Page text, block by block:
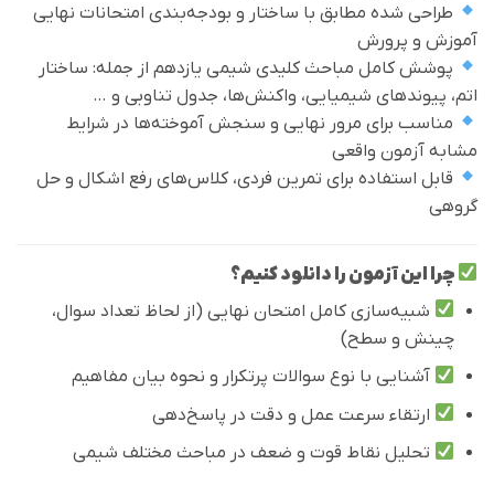
طراحی شده مطابق با ساختار و بودجه‌بندی امتحانات نهایی
آموزش و پرورش
پوشش کامل مباحث کلیدی شیمی یازدهم از جمله: ساختار
اتم، پیوندهای شیمیایی، واکنش‌ها، جدول تناوبی و …
مناسب برای مرور نهایی و سنجش آموخته‌ها در شرایط
مشابه آزمون واقعی
قابل استفاده برای تمرین فردی، کلاس‌های رفع اشکال و حل
گروهی
چرا این آزمون را دانلود کنیم؟
شبیه‌سازی کامل امتحان نهایی (از لحاظ تعداد سوال،
چینش و سطح)
آشنایی با نوع سوالات پرتکرار و نحوه بیان مفاهیم
ارتقاء سرعت عمل و دقت در پاسخ‌دهی
تحلیل نقاط قوت و ضعف در مباحث مختلف شیمی